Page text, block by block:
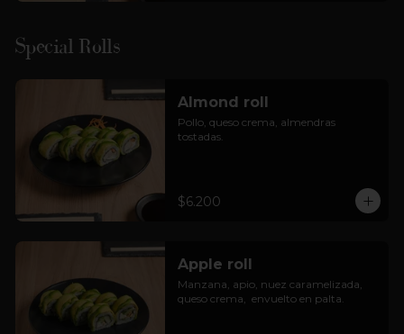
Special Rolls
Almond roll
Pollo, queso crema, almendras
tostadas.
$6.200
Apple roll
Manzana, apio, nuez caramelizada,
queso crema,  envuelto en palta.